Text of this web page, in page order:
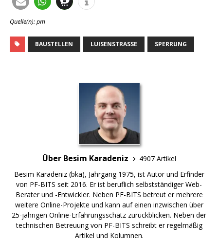
Quelle(n): pm
BAUSTELLEN LUISENSTRASSE SPERRUNG
Über Besim Karadeniz
4907 Artikel
Besim Karadeniz (bka), Jahrgang 1975, ist Autor und Erfinder
von PF-BITS seit 2016. Er ist beruflich selbstständiger Web-
Berater und -Entwickler. Neben PF-BITS betreut er mehrere
weitere Online-Projekte und kann auf einen inzwischen über
25-jährigen Online-Erfahrungsschatz zurückblicken. Neben der
technischen Betreuung von PF-BITS schreibt er regelmäßig
Artikel und Kolumnen.